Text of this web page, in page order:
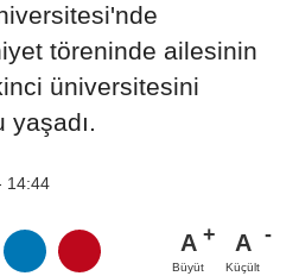
töreninde ailesinin
üniversitesini
yaşadı.
14:44
A
Büyüt
A
Küçült